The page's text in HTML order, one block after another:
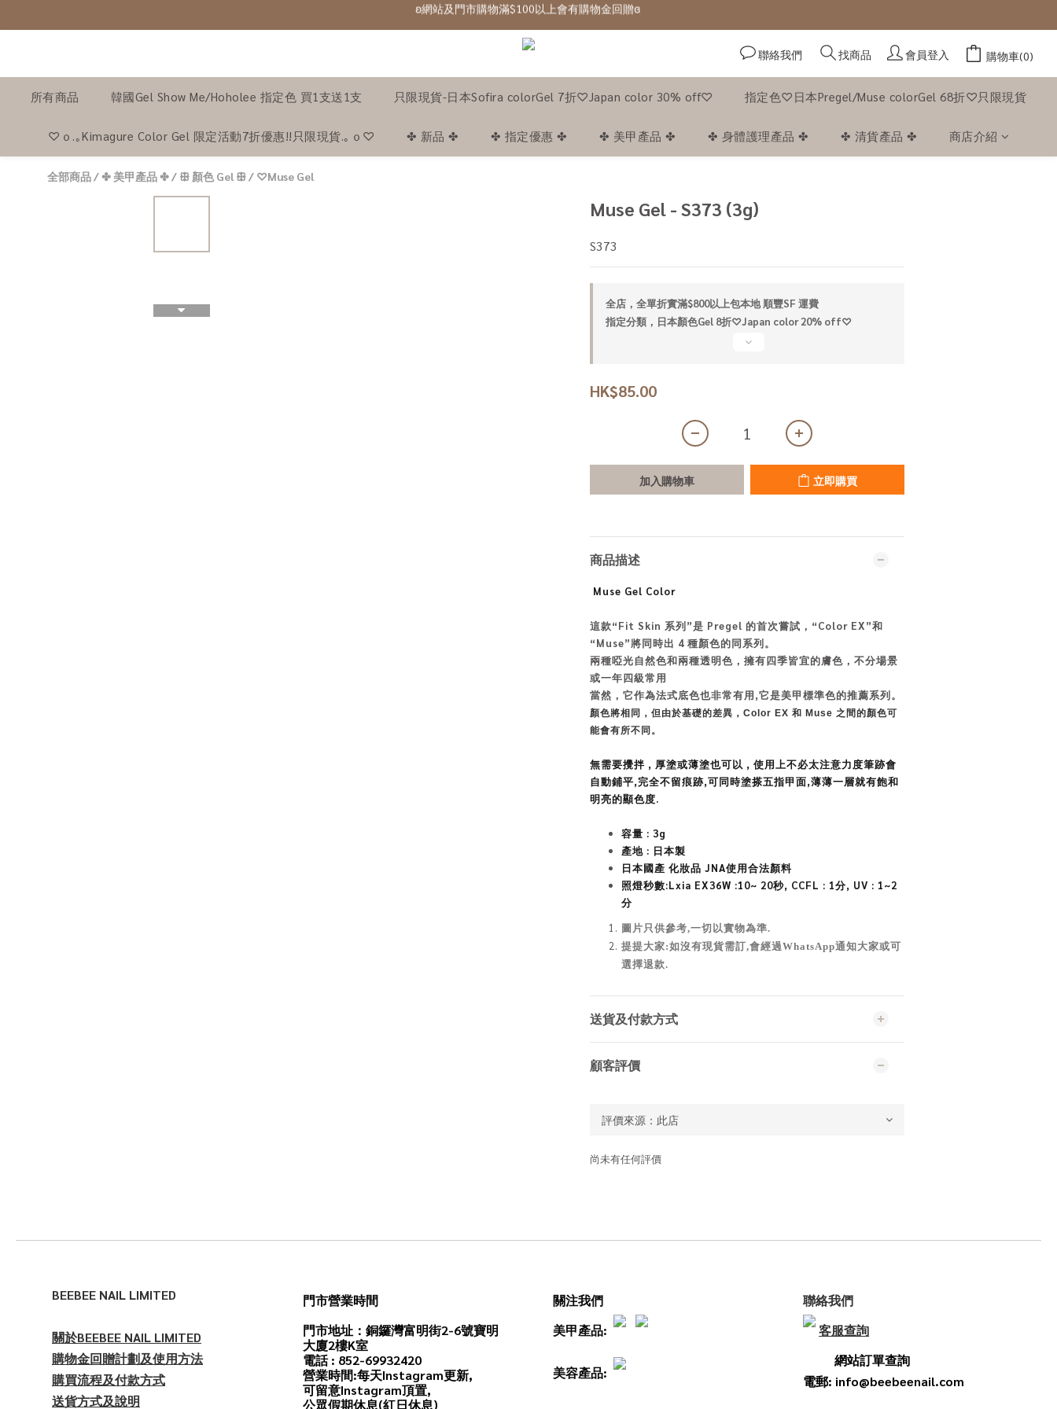
ʚ 網站免費登記會員,登入後可下單ɞ Click Here
聯絡我們 找商品 會員登入 購物車(0)
所有商品 韓國Gel Show Me/Hoholee 指定色 買1支送1支 只限現貨-日本Sofira colorGel 7折♡Japan color 30% off♡ 指定色♡日本Pregel/Muse colorGel 68折♡只限現貨
♡ｏ.｡Kimagure Color Gel 限定活動7折優惠!!只限現貨.｡ｏ♡ ✤ 新品 ✤ ✤ 指定優惠 ✤ ✤ 美甲產品 ✤ ✤ 身體護理產品 ✤ ✤ 清貨產品 ✤ 商店介紹
全部商品/✤ 美甲產品 ✤/ ꕥ 顏色 Gel ꕥ/ ♡Muse Gel
Muse Gel - S373 (3g)
S373
全店，全單折實滿$800以上包本地 順豐SF 運費
指定分類，日本顏色Gel 8折♡Japan color 20% off♡
HK$85.00
加入購物車 立即購買
商品描述
Muse Gel Color
這款“Fit Skin 系列”是 Pregel 的首次嘗試，“Color EX”和
“Muse”將同時出 4 種顏色的同系列。
兩種啞光自然色和兩種透明色，擁有四季皆宜的膚色，不分場景
或一年四級常用
當然，它作為法式底色也非常有用,它是美甲標準色的推薦系列。
顏色將相同，但由於基礎的差異，Color EX 和 Muse 之間的顏色可
能會有所不同。
無需要攪拌 , 厚塗或薄塗也可以 , 使用上不必太注意力度筆跡會
自動鋪平,完全不留痕跡,可同時塗搽五指甲面,薄薄一層就有飽和
明亮的顯色度.
容量 : 3g
產地 : 日本製
日本國產 化妝品 JNA使用合法顏料
照燈秒數:Lxia EX36W :10~ 20秒, CCFL : 1分, UV : 1~2
分
圖片只供參考,一切以實物為準.
提提大家:如沒有現貨需訂,會經過WhatsApp通知大家或可
選擇退款.
送貨及付款方式
顧客評價
尚未有任何評價
BEEBEE NAIL LIMITED
關於BEEBEE NAIL LIMITED
購物金回贈計劃及使用方法
購買流程及付款方式
送貨方式及說明
門市營業時間
門市地址：銅鑼灣富明街2-6號寶明
大廈2樓K室
電話 : 852-69932420
營業時間:每天Instagram更新,
可留意Instagram頂置,
公眾假期休息(紅日休息)
關注我們
美甲產品:
美容產品:
聯絡我們
客服查詢
網站訂單查詢
電郵: info@beebeenail.com